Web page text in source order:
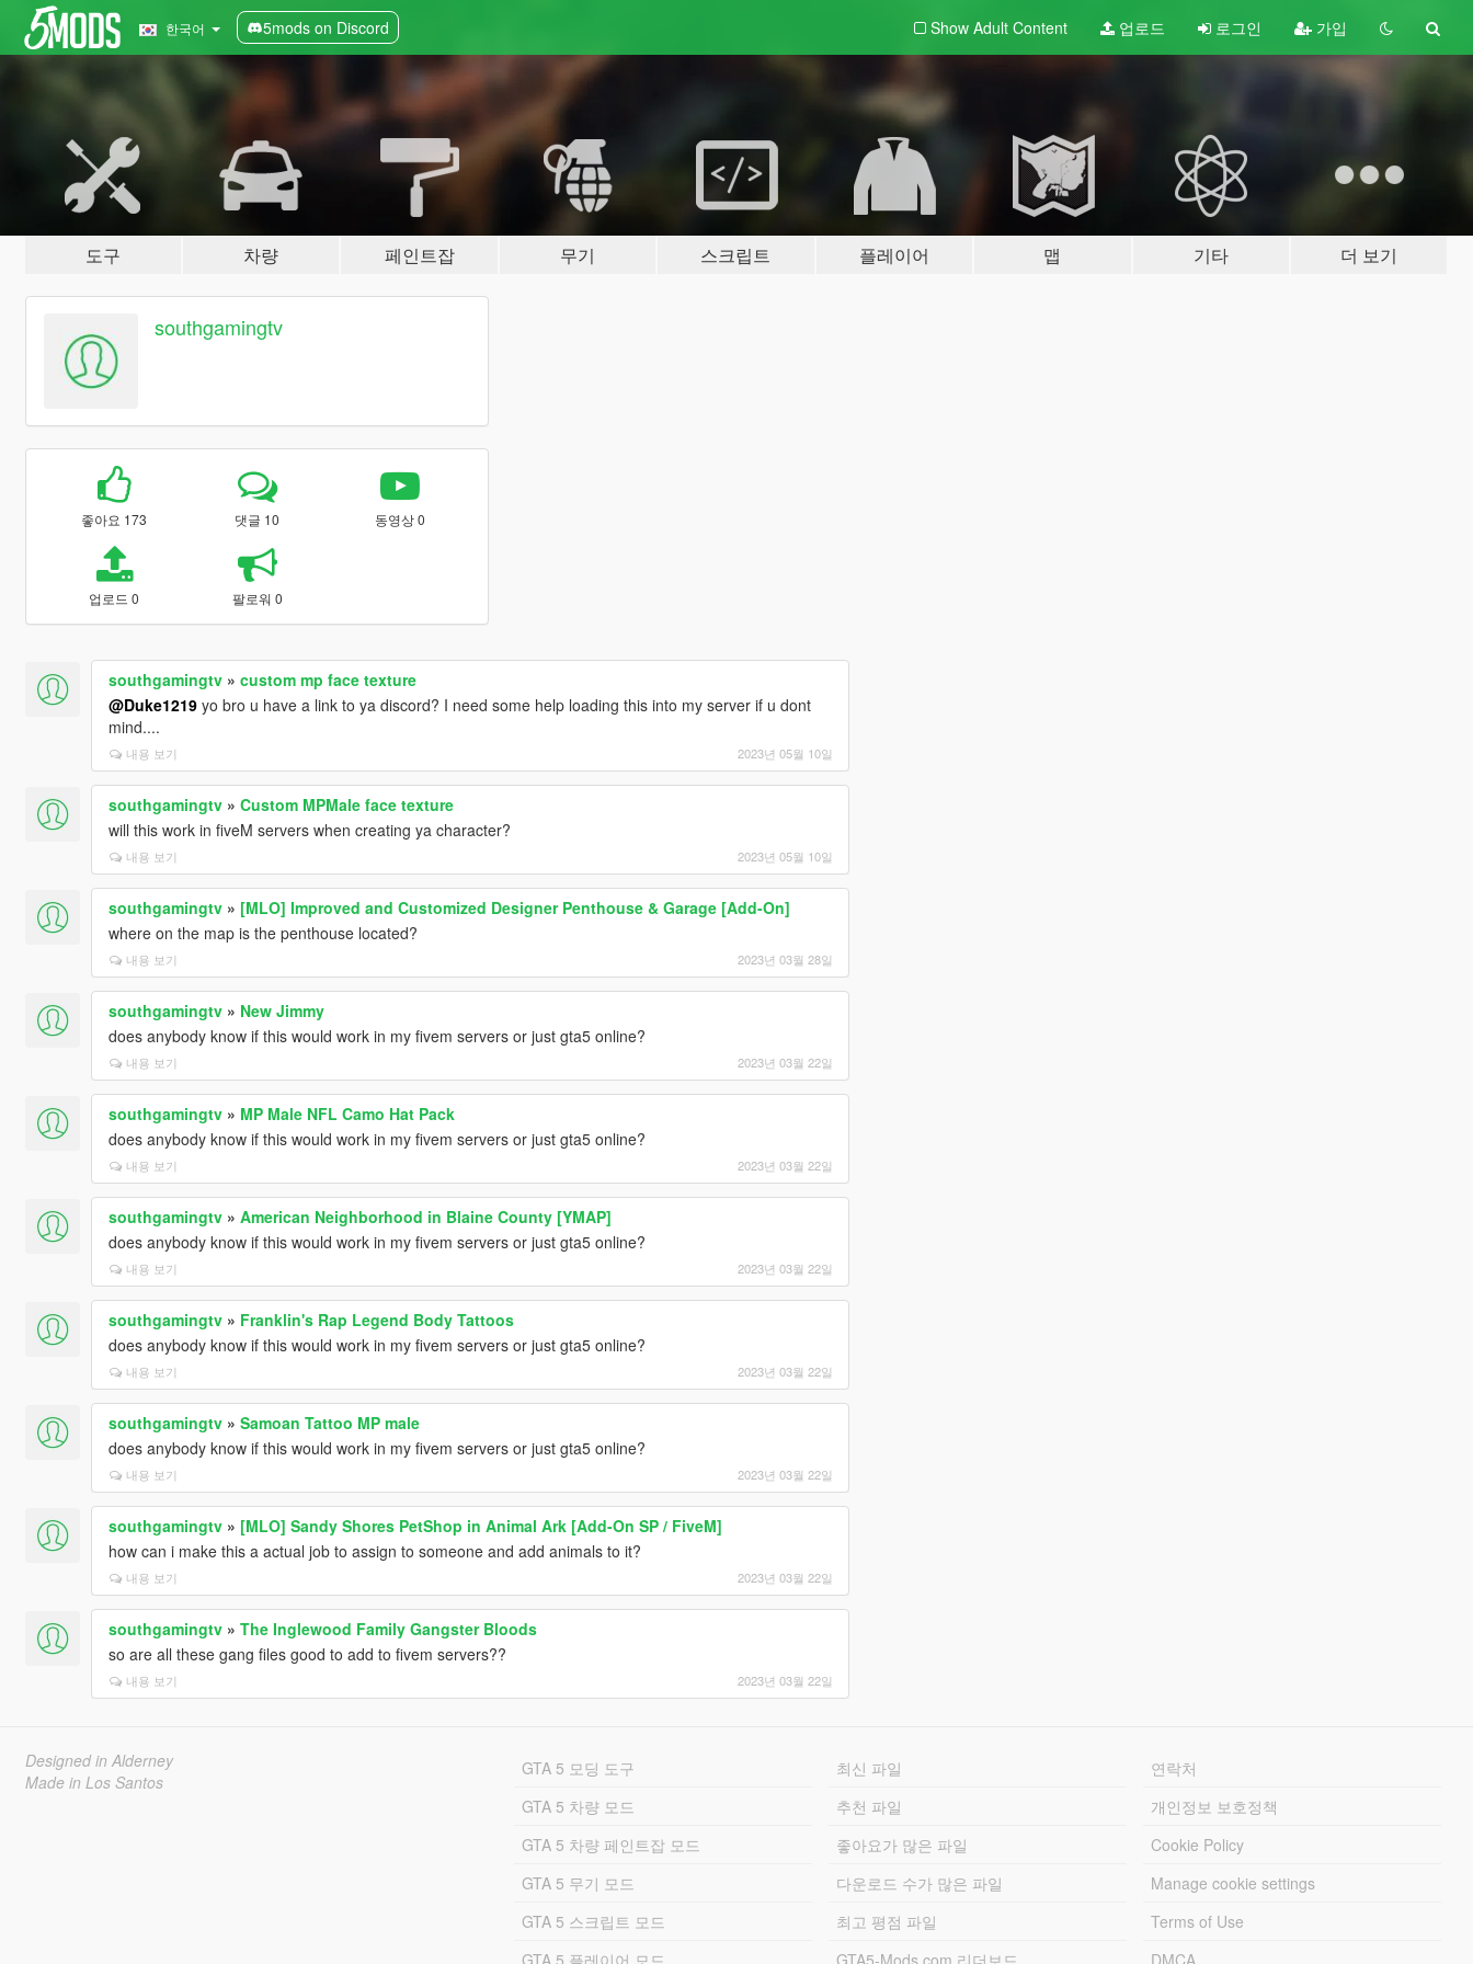
한국어 5mods on Discord Show Adult Content 업로드 로그인 가입
도구 차량 페인트잡 무기 스크립트 플레이어 맵 기타 더 보기
southgamingtv
좋아요 173 댓글 10 동영상 0
업로드 0 팔로워 0
southgamingtv» custom mp face texture
@Duke1219yo bro u have a link to ya discord? I need some help loading this into my server if u dont
mind....
내용 보기 2023년 05월 10일
southgamingtv» Custom MPMale face texture
will this work in fiveM servers when creating ya character?
내용 보기 2023년 05월 10일
southgamingtv» [MLO] Improved and Customized Designer Penthouse & Garage [Add-On]
where on the map is the penthouse located?
내용 보기 2023년 03월 28일
southgamingtv» New Jimmy
does anybody know if this would work in my fivem servers or just gta5 online?
내용 보기 2023년 03월 22일
southgamingtv» MP Male NFL Camo Hat Pack
does anybody know if this would work in my fivem servers or just gta5 online?
내용 보기 2023년 03월 22일
southgamingtv» American Neighborhood in Blaine County [YMAP]
does anybody know if this would work in my fivem servers or just gta5 online?
내용 보기 2023년 03월 22일
southgamingtv» Franklin's Rap Legend Body Tattoos
does anybody know if this would work in my fivem servers or just gta5 online?
내용 보기 2023년 03월 22일
southgamingtv» Samoan Tattoo MP male
does anybody know if this would work in my fivem servers or just gta5 online?
내용 보기 2023년 03월 22일
southgamingtv» [MLO] Sandy Shores PetShop in Animal Ark [Add-On SP / FiveM]
how can i make this a actual job to assign to someone and add animals to it?
내용 보기 2023년 03월 22일
southgamingtv» The Inglewood Family Gangster Bloods
so are all these gang files good to add to fivem servers??
내용 보기 2023년 03월 22일
Designed in Alderney
Made in Los Santos
GTA 5 모딩 도구
GTA 5 차량 모드
GTA 5 차량 페인트잡 모드
GTA 5 무기 모드
GTA 5 스크립트 모드
GTA 5 플레이어 모드
최신 파일
추천 파일
좋아요가 많은 파일
다운로드 수가 많은 파일
최고 평점 파일
GTA5-Mods.com 리더보드
연락처
개인정보 보호정책
Cookie Policy
Manage cookie settings
Terms of Use
DMCA